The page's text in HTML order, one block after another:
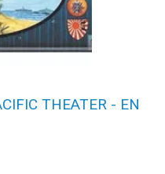
THEATER - EN